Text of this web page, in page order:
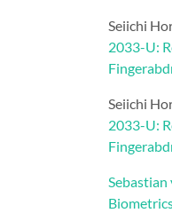
Seiichi
2033-U:
Seiichi
2033-U:
Sebastian